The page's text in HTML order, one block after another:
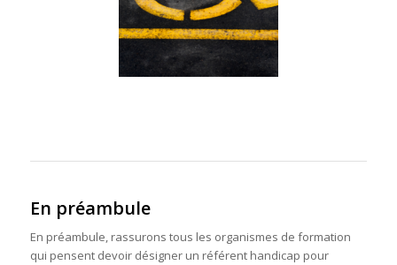
En préambule
En préambule, rassurons tous les organismes de formation
qui pensent devoir désigner un référent handicap pour